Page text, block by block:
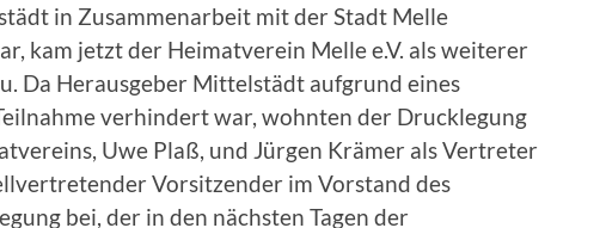
in Zusammenarbeit mit der Stadt Melle
kam jetzt der Heimatverein Melle e.V. als weiterer
Da Herausgeber Mittelstädt aufgrund eines
verhindert war, wohnten der Drucklegung
Uwe Plaß, und Jürgen Krämer als Vertreter
Vorsitzender im Vorstand des
bei, der in den nächsten Tagen der